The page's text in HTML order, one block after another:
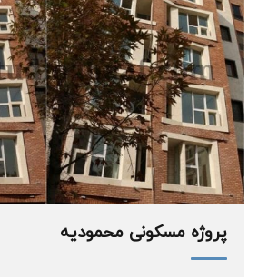
پروژه مسکونی محمودیه